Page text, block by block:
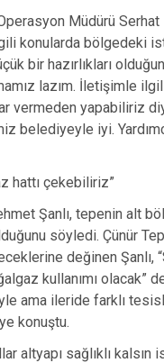
Müdürü Serhat
konularda bölgedeki
bir hazırlıkları
lazım. İletişimle
vermeden yapabiliriz
belediyeyle iyi.
hattı çekebiliriz”
Şanlı, tepenin alt
söyledi. Çünür
değinen Şanlı,
kullanımı olacak”
ama ileride farklı
konuştu.
altyapı sağlıklı kalsın